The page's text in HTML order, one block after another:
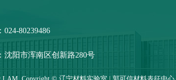
024-80239486
沈阳市浑南区创新路280号